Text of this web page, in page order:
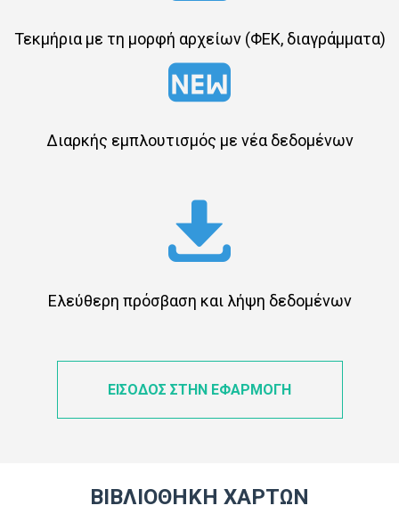
Τεκμήρια με τη μορφή αρχείων (ΦΕΚ, διαγράμματα)
Διαρκής εμπλουτισμός με νέα δεδομένων
Ελεύθερη πρόσβαση και λήψη δεδομένων
ΕΙΣΟΔΟΣ ΣΤΗΝ ΕΦΑΡΜΟΓΗ
ΒΙΒΛΙΟΘΗΚΗ ΧΑΡΤΩΝ